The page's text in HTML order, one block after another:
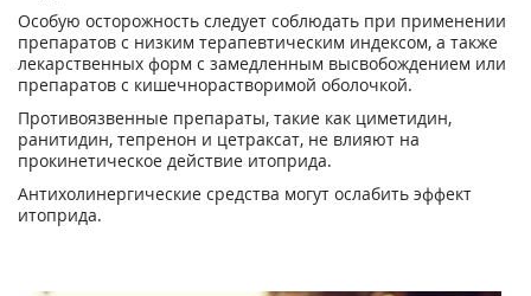
Особую осторожность следует соблюдать при применении
препаратов с низким терапевтическим индексом, а также
лекарственных форм с замедленным высвобождением или
препаратов с кишечнорастворимой оболочкой.
Противоязвенные препараты, такие как циметидин,
ранитидин, тепренон и цетраксат, не влияют на
прокинетическое действие итоприда.
Антихолинергические средства могут ослабить эффект
итоприда.